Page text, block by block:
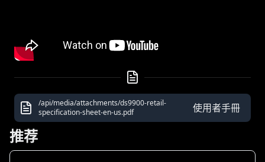
/api/media/attachments/ds9900-retail-
specification-sheet-en-us.pdf
使用者手冊
推荐